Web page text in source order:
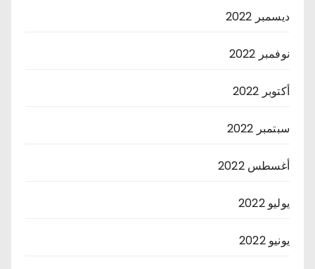
ديسمبر 2022
نوفمبر 2022
أكتوبر 2022
سبتمبر 2022
أغسطس 2022
يوليو 2022
يونيو 2022